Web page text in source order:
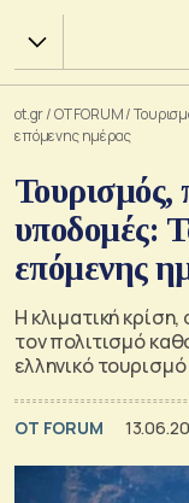
Χ.Α.
ot.gr/OT FORUM/
επόμενης ημέρας
Τουρισμός,
υποδομές:
επόμενης
Η κλιματική
τον πολιτισμό
ελληνικό τουρισμό
OT FORUM